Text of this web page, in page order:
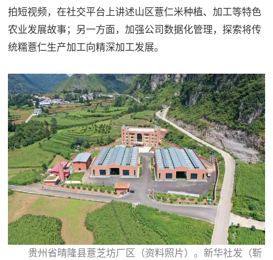
拍短视频，在社交平台上讲述山区薏仁米种植、加工等特色
农业发展故事；另一方面，加强公司数据化管理，探索将传
统糯薏仁生产加工向精深加工发展。
贵州省晴隆县薏芝坊厂区（资料照片）。新华社发（靳